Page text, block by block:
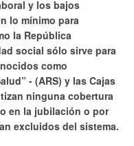
y los bajos
lo mínimo para
la República
social sólo sirve para
como
- (ARS) y las Cajas
ninguna cobertura
en la jubilación o por
excluidos del sistema.